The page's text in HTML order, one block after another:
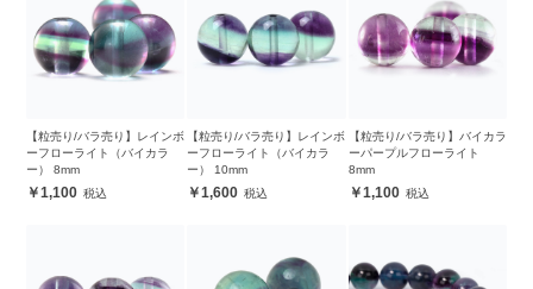
【粒売り/バラ売り】レインボ
ーフローライト（バイカラ
ー） 8mm
1,100
【粒売り/バラ売り】レインボ
ーフローライト（バイカラ
ー） 10mm
1,600
【粒売り/バラ売り】バイカラ
ーパープルフローライト
8mm
1,100